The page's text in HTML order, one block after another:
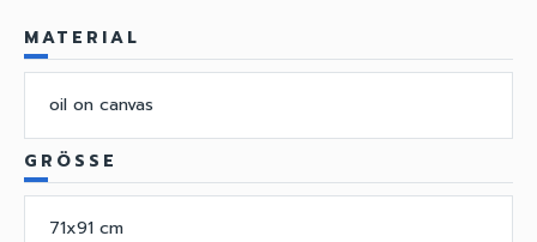
MATERIAL
oil on canvas
GRÖSSE
71x91 cm